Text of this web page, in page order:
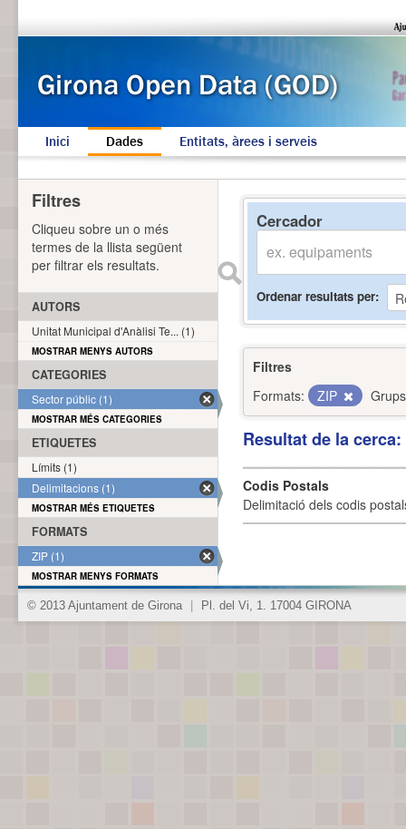
Inici Dades Entitats, àrees i serveis
Cercador
Ordenar resultats per
Filtres
Formats:
ZIP
Resultat de la
Codis Postals
Delimitació dels codis
Filtres
Cliqueu sobre un o més
termes de la llista següent
per filtrar els resultats.
AUTORS
Unitat Municipal d'Anàlisi Te... (1)
MOSTRAR MENYS AUTORS
CATEGORIES
Sector públic (1)
MOSTRAR MÉS CATEGORIES
ETIQUETES
Límits (1)
Delimitacions (1)
MOSTRAR MÉS ETIQUETES
FORMATS
ZIP (1)
MOSTRAR MENYS FORMATS
© 2013 Ajuntament de Girona Pl. del Vi, 1. 17004 GIRONA